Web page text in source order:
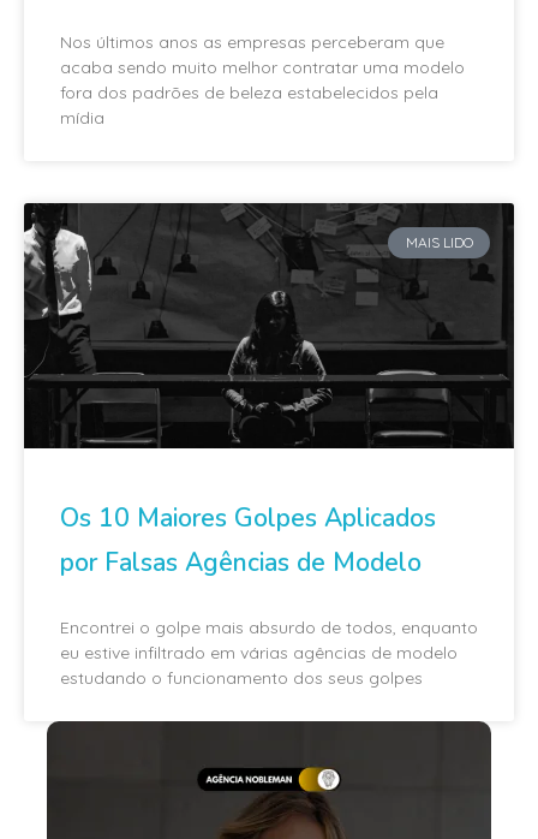
Nos últimos anos as empresas perceberam que
acaba sendo muito melhor contratar uma modelo
fora dos padrões de beleza estabelecidos pela
mídia
MAIS LIDO
Os 10 Maiores Golpes Aplicados
por Falsas Agências de Modelo
Encontrei o golpe mais absurdo de todos, enquanto
eu estive infiltrado em várias agências de modelo
estudando o funcionamento dos seus golpes